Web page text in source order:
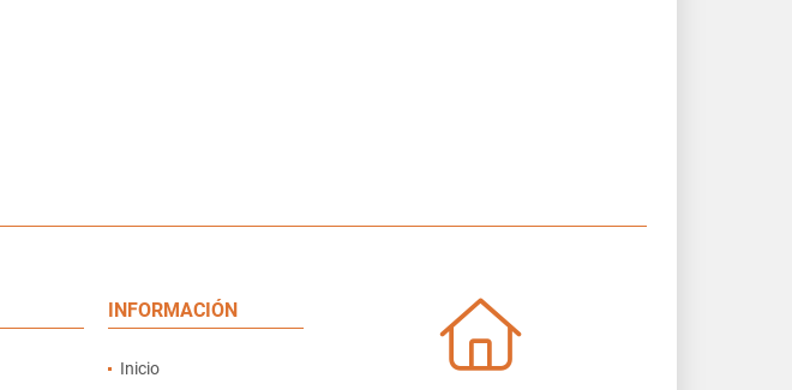
INFORMACIÓN
Inicio